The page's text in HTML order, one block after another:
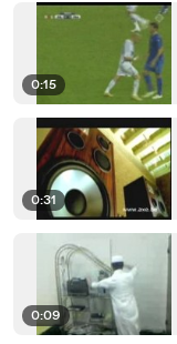
0:15
0:31
0:09